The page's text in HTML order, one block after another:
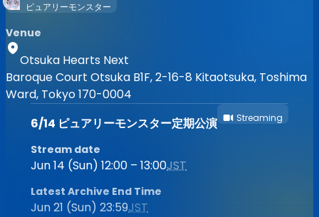
ピュアリーモンスター
Venue
Otsuka Hearts Next
Baroque Court Otsuka B1F, 2-16-8 Kitaotsuka, Toshima
Ward, Tokyo 170-0004
6/14 ピュアリーモンスター定期公演
Streaming
Stream date
Jun 14 (Sun) 12:00 – 13:00JST
Latest Archive End Time
Jun 21 (Sun) 23:59JST